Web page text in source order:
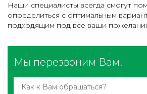
Наши специалисты всегда смогут
определиться с оптимальным
подходящим под все ваши
Мы перезвоним Вам!